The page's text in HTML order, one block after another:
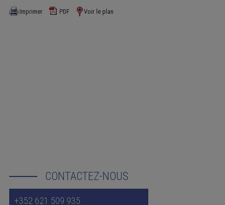
Imprimer PDF Voir le plan
CONTACTEZ-NOUS
+352 621 509 935